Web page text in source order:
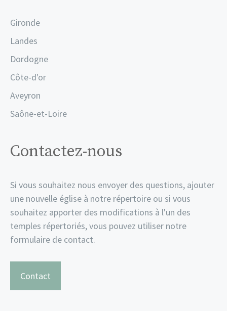
Gironde
Landes
Dordogne
Côte-d'or
Aveyron
Saône-et-Loire
Contactez-nous
Si vous souhaitez nous envoyer des questions, ajouter
une nouvelle église à notre répertoire ou si vous
souhaitez apporter des modifications à l'un des
temples répertoriés, vous pouvez utiliser notre
formulaire de contact.
Contact